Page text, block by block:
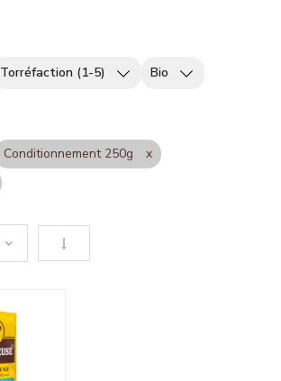
Torréfaction (1-5)
Bio
Conditionnement 250g
Définir le sens descendant